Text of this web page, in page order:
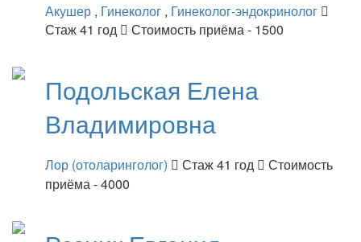
Акушер , Гинеколог , Гинеколог-эндокринолог
Стаж 41 год
Стоимость приёма - 1500
Подольская Елена
Владимировна
Лор (отоларинголог) Стаж 41 год
Стоимость
приёма - 4000